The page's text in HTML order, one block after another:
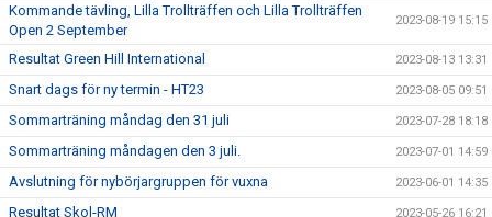
Kommande tävling, Lilla Trollträffen och Lilla Trollträffen
Open 2 September
2023-08-19 15:15
Resultat Green Hill International 2023-08-13 13:31
Snart dags för ny termin - HT23 2023-08-05 09:51
Sommarträning måndag den 31 juli 2023-07-28 18:18
Sommarträning måndagen den 3 juli. 2023-07-01 14:59
Avslutning för nybörjargruppen för vuxna 2023-06-01 14:35
Resultat Skol-RM 2023-05-26 16:21